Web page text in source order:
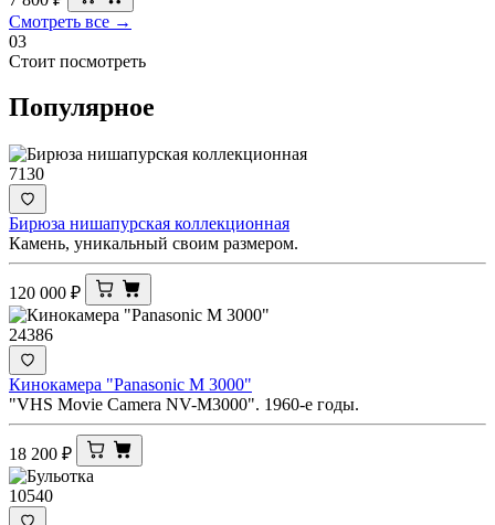
Смотреть все →
03
Стоит посмотреть
Популярное
7130
Бирюза нишапурская коллекционная
Камень, уникальный своим размером.
120 000 ₽
24386
Кинокамера "Panasonic M 3000"
"VHS Movie Camera NV-M3000". 1960-е годы.
18 200 ₽
10540